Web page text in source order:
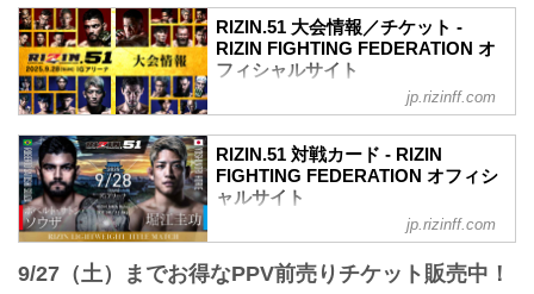
RIZIN.51 大会情報／チケット -
RIZIN FIGHTING FEDERATION オ
フィシャルサイト
A席、ステージサイドS席の2券種の追加
販売が決定！
8/21（木）更新
VVIP席、A席完売いたしました。
開場（予定）が以下の時間に変更となり
jp.rizinff.com
RIZIN.51 対戦カード - RIZIN
FIGHTING FEDERATION オフィシ
ャルサイト
ルト・サトシ・ソウザ vs. 堀江圭功
jp.rizinff.com
9/27（土）までお得なPPV前売りチケット販売中！